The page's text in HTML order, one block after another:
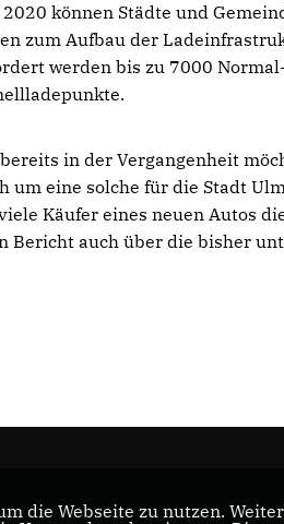
können Städte und
zum Aufbau der
werden bis zu 7000
in der Vergangenheit
eine solche für die Stadt
Käufer eines neuen Autos
auch über die bisher
die Webseite zu nutzen.